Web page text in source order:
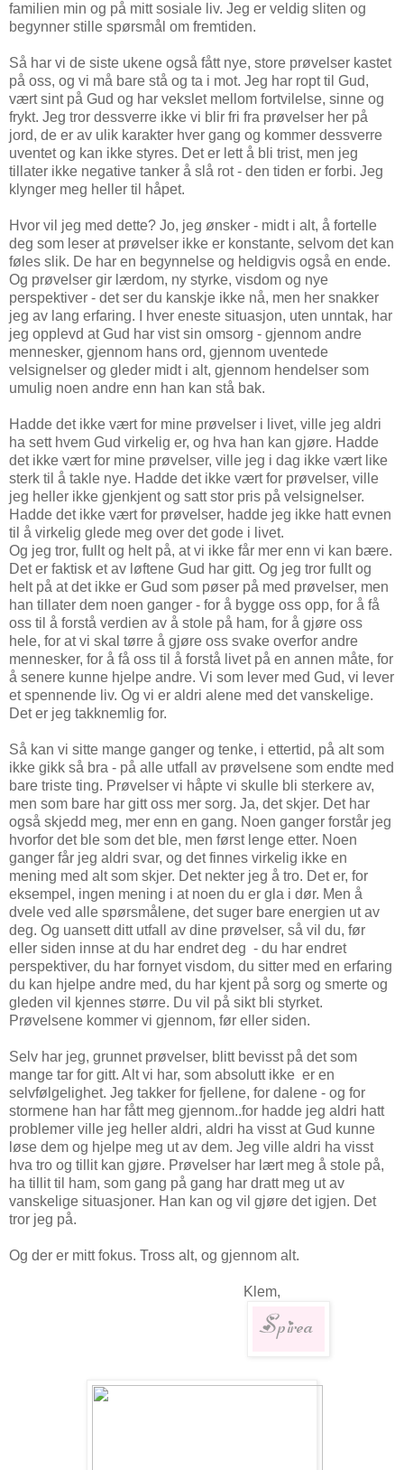
familien min og på mitt sosiale liv. Jeg er veldig sliten og
begynner stille spørsmål om fremtiden.
Så har vi de siste ukene også fått nye, store prøvelser kastet
på oss, og vi må bare stå og ta i mot. Jeg har ropt til Gud,
vært sint på Gud og har vekslet mellom fortvilelse, sinne og
frykt. Jeg tror dessverre ikke vi blir fri fra prøvelser her på
jord, de er av ulik karakter hver gang og kommer dessverre
uventet og kan ikke styres. Det er lett å bli trist, men jeg
tillater ikke negative tanker å slå rot - den tiden er forbi. Jeg
klynger meg heller til håpet.
Hvor vil jeg med dette? Jo, jeg ønsker - midt i alt, å fortelle
deg som leser at prøvelser ikke er konstante, selvom det kan
føles slik. De har en begynnelse og heldigvis også en ende.
Og prøvelser gir lærdom, ny styrke, visdom og nye
perspektiver - det ser du kanskje ikke nå, men her snakker
jeg av lang erfaring. I hver eneste situasjon, uten unntak, har
jeg opplevd at Gud har vist sin omsorg - gjennom andre
mennesker, gjennom hans ord, gjennom uventede
velsignelser og gleder midt i alt, gjennom hendelser som
umulig noen andre enn han kan stå bak.
Hadde det ikke vært for mine prøvelser i livet, ville jeg aldri
ha sett hvem Gud virkelig er, og hva han kan gjøre. Hadde
det ikke vært for mine prøvelser, ville jeg i dag ikke vært like
sterk til å takle nye. Hadde det ikke vært for prøvelser, ville
jeg heller ikke gjenkjent og satt stor pris på velsignelser.
Hadde det ikke vært for prøvelser, hadde jeg ikke hatt evnen
til å virkelig glede meg over det gode i livet.
Og jeg tror, fullt og helt på, at vi ikke får mer enn vi kan bære.
Det er faktisk et av løftene Gud har gitt. Og jeg tror fullt og
helt på at det ikke er Gud som pøser på med prøvelser, men
han tillater dem noen ganger - for å bygge oss opp, for å få
oss til å forstå verdien av å stole på ham, for å gjøre oss
hele, for at vi skal tørre å gjøre oss svake overfor andre
mennesker, for å få oss til å forstå livet på en annen måte, for
å senere kunne hjelpe andre. Vi som lever med Gud, vi lever
et spennende liv. Og vi er aldri alene med det vanskelige.
Det er jeg takknemlig for.
Så kan vi sitte mange ganger og tenke, i ettertid, på alt som
ikke gikk så bra - på alle utfall av prøvelsene som endte med
bare triste ting. Prøvelser vi håpte vi skulle bli sterkere av,
men som bare har gitt oss mer sorg. Ja, det skjer. Det har
også skjedd meg, mer enn en gang. Noen ganger forstår jeg
hvorfor det ble som det ble, men først lenge etter. Noen
ganger får jeg aldri svar, og det finnes virkelig ikke en
mening med alt som skjer. Det nekter jeg å tro. Det er, for
eksempel, ingen mening i at noen du er gla i dør. Men å
dvele ved alle spørsmålene, det suger bare energien ut av
deg. Og uansett ditt utfall av dine prøvelser, så vil du, før
eller siden innse at du har endret deg - du har endret
perspektiver, du har fornyet visdom, du sitter med en erfaring
du kan hjelpe andre med, du har kjent på sorg og smerte og
gleden vil kjennes større. Du vil på sikt bli styrket.
Prøvelsene kommer vi gjennom, før eller siden.
Selv har jeg, grunnet prøvelser, blitt bevisst på det som
mange tar for gitt. Alt vi har, som absolutt ikke er en
selvfølgelighet. Jeg takker for fjellene, for dalene - og for
stormene han har fått meg gjennom..for hadde jeg aldri hatt
problemer ville jeg heller aldri, aldri ha visst at Gud kunne
løse dem og hjelpe meg ut av dem. Jeg ville aldri ha visst
hva tro og tillit kan gjøre. Prøvelser har lært meg å stole på,
ha tillit til ham, som gang på gang har dratt meg ut av
vanskelige situasjoner. Han kan og vil gjøre det igjen. Det
tror jeg på.
Og der er mitt fokus. Tross alt, og gjennom alt.
Klem,